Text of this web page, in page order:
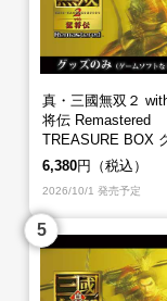
真・三國無双２
将伝 Remastered
TREASURE BOX
ズのみ（ゲームソフ
6,380円（税込）
2026/10/1 発売予定